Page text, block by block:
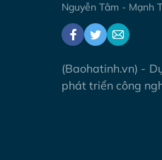
Nguyễn Tâm - Mạnh
(Baohatinh.vn) -
phát triển công